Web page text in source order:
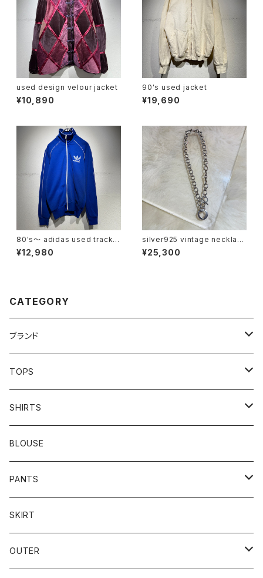
used design velour jacket
¥10,890
90's used jacket
¥19,690
80's〜 adidas used track j
acket
¥12,980
silver925 vintage necklac
e
¥25,300
CATEGORY
ブランド
addidas
Barbour
Burberry
Carhartt
Champion
reverse weave
COACH
TOPS
S/S TEE
L/S TEE
SWEAT
KNIT
FLEECE
SHIRTS
S/S SHIRTS
L/S SHIRTS
MILITARY
BLOUSE
PANTS
DENIM
SLACKS
SKIRT
OUTER